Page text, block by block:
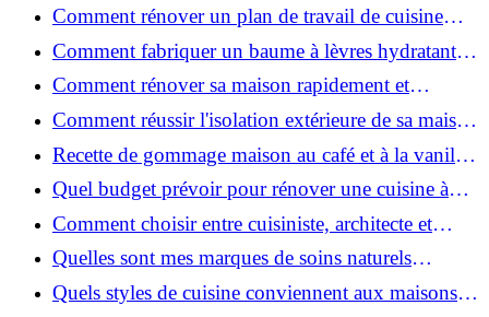
chaque centimètre carré ?
Comment rénover un plan de travail de cuisine
facilement : guide étape par étape
Comment fabriquer un baume à lèvres hydratant et
naturel au suif ?
Comment rénover sa maison rapidement et
efficacement ?
Comment réussir l'isolation extérieure de sa maison
pour une rénovation performante et durable ?
Recette de gommage maison au café et à la vanille
pour une peau douce
Quel budget prévoir pour rénover une cuisine à
Voiron en 2026 : coûts et aides locales ?
Comment choisir entre cuisiniste, architecte et
contractant général à Voiron ?
Quelles sont mes marques de soins naturels
préférées ?
Quels styles de cuisine conviennent aux maisons et